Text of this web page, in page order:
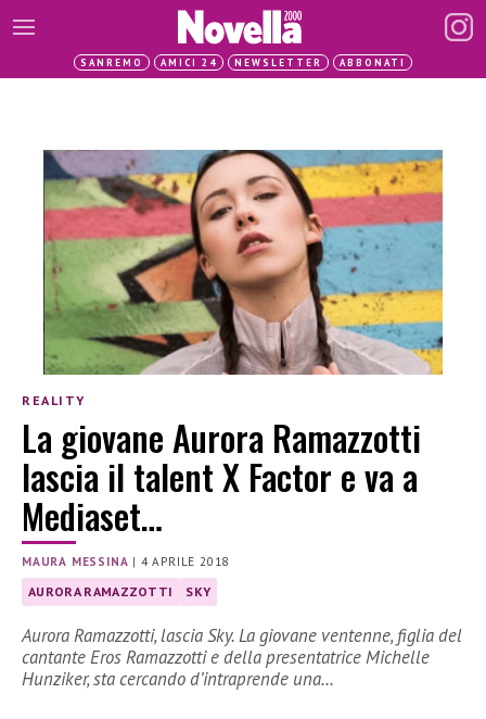
SANREMO AMICI 24 NEWSLETTER ABBONATI
REALITY
La giovane Aurora Ramazzotti
lascia il talent X Factor e va a
Mediaset…
MAURA MESSINA | 4 APRILE 2018
AURORA RAMAZZOTTI SKY
Aurora Ramazzotti, lascia Sky. La giovane ventenne, figlia del
cantante Eros Ramazzotti e della presentatrice Michelle
Hunziker, sta cercando d’intraprende una…